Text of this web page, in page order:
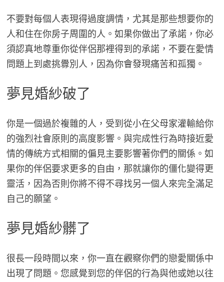
不要對每個人表現得過度調情，尤其是那些想要你的
人和住在你房子周圍的人。如果你做出了承諾，你必
須認真地尊重你從伴侶那裡得到的承諾，不要在愛情
問題上到處挑釁別人，因為你會發現痛苦和孤獨。
夢見婚紗破了
你是一個過於複雜的人，受到從小在父母家灌輸給你
的強烈社會原則的高度影響。與完成性行為時接近愛
情的傳統方式相關的偏見主要影響著你們的關係。如
果你的伴侶要求更多的自由，那就讓你的僵化變得更
靈活，因為否則你將不得不尋找另一個人來完全滿足
自己的願望。
夢見婚紗髒了
很長一段時間以來，你一直在觀察你們的戀愛關係中
出現了問題。您感覺到您的伴侶的行為與他或她以往